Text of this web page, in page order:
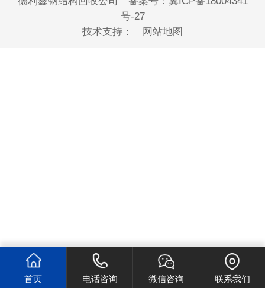
号-27
技术支持：
网站地图
首页 电话咨询 微信咨询 联系我们